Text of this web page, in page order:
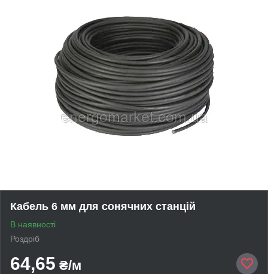
Кабель 6 мм для сонячних станцій
В наявності
Роздріб
64,65 ₴/м